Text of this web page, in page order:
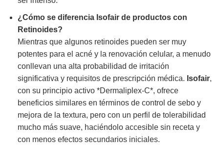
¿Cómo se diferencia Isofairde productos con
Retinoides?
Mientras que algunos retinoides pueden ser muy
potentes para el acné y la renovación celular, a menudo
conllevan una alta probabilidad de irritación
significativa y requisitos de prescripción médica. Isofair,
con su principio activo *Dermaliplex-C*, ofrece
beneficios similares en términos de control de sebo y
mejora de la textura, pero con un perfil de tolerabilidad
mucho más suave, haciéndolo accesible sin receta y
con menos efectos secundarios iniciales.